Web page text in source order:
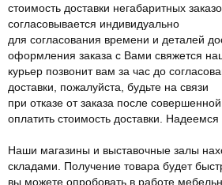
стоимость доставки негабаритных
согласовывается индивидуально
для согласования времени и деталей
оформления заказа с Вами свяжется
курьер позвонит вам за час до
доставки, пожалуйста, будьте на связи
при отказе от заказа после
оплатить стоимость доставки.
Наши магазины и выставочные залы
складами. Получение товара будет
вы можете опробовать в работе